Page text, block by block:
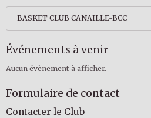
BASKET CLUB CANAILLE-BCC
Événements à venir
Aucun évènement à afficher.
Formulaire de contact
Contacter le Club